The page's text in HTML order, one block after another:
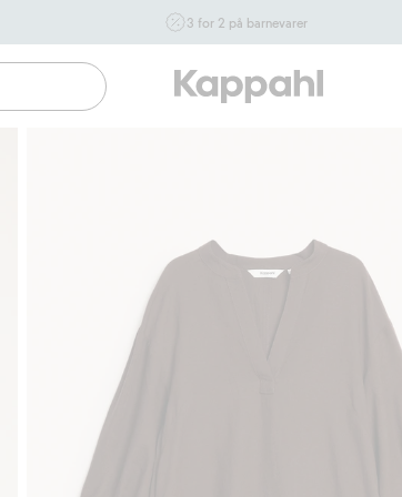
3 for 2 på barnevarer
inngår i tilbudet tom. 17/8 i butikk & online for deg som er
eller blir medlem. Kan ikke kombineres med andre tilbud
eller rabatter.